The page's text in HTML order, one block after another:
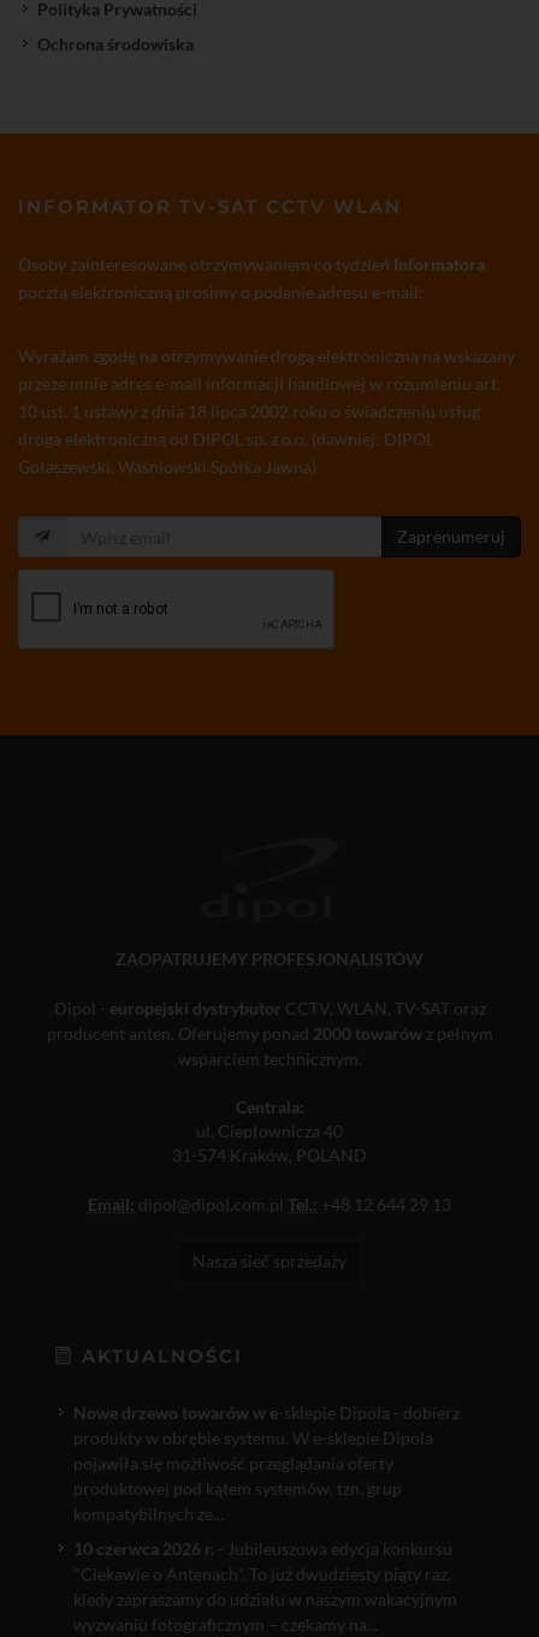
Polityka Prywatności
Ochrona środowiska
INFORMATOR TV-SAT CCTV WLAN
Osoby zainteresowane otrzymywaniem co tydzień Informatora
pocztą elektroniczną prosimy o podanie adresu e-mail:
Wyrażam zgodę na otrzymywanie drogą elektroniczną na wskazany
przeze mnie adres e-mail informacji handlowej w rozumieniu art.
10 ust. 1 ustawy z dnia 18 lipca 2002 roku o świadczeniu usług
drogą elektroniczną od DIPOL sp. z o.o. (dawniej: DIPOL
Gołaszewski, Waśniowski Spółka Jawna)
Zaprenumeruj
ZAOPATRUJEMY PROFESJONALISTÓW
Dipol - europejski dystrybutor CCTV, WLAN, TV-SAT oraz
producent anten. Oferujemy ponad 2000 towarówz pełnym
wsparciem technicznym.
Centrala:
ul. Ciepłownicza 40
31-574 Kraków, POLAND
Email: dipol@dipol.com.pl Tel.: +48 12 644 29 13
Nasza sieć sprzedaży
AKTUALNOŚCI
Nowe drzewo towarów w e-sklepie Dipola - dobierz
produkty w obrębie systemu. W e-sklepie Dipola
pojawiła się możliwość przeglądania oferty
produktowej pod kątem systemów, tzn. grup
kompatybilnych ze...
10 czerwca 2026 r. - Jubileuszowa edycja konkursu
"Ciekawie o Antenach". To już dwudziesty piąty raz,
kiedy zapraszamy do udziału w naszym wakacyjnym
wyzwaniu fotograficznym – czekamy na...